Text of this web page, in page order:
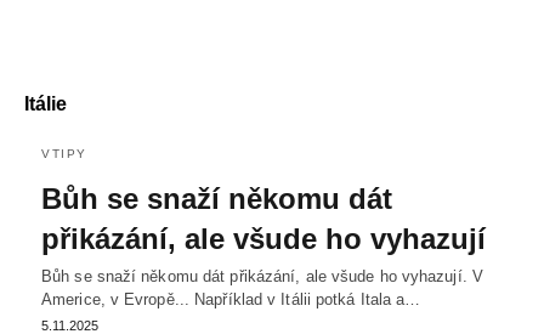
Itálie
VTIPY
Bůh se snaží někomu dát
přikázání, ale všude ho vyhazují
Bůh se snaží někomu dát přikázání, ale všude ho vyhazují. V
Americe, v Evropě... Například v Itálii potká Itala a…
5.11.2025